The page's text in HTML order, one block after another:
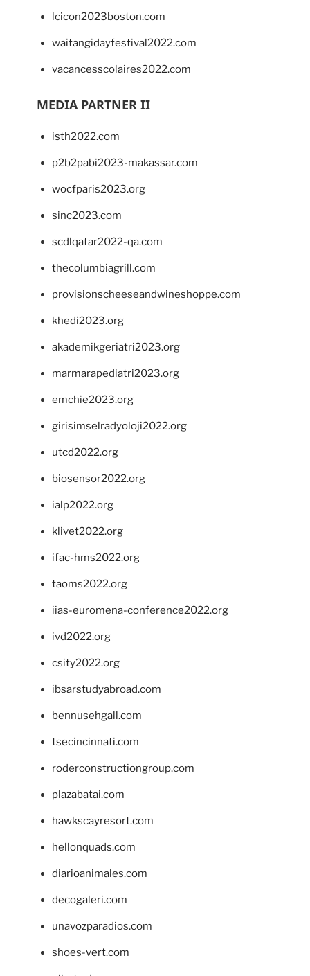
lcicon2023boston.com
waitangidayfestival2022.com
vacancesscolaires2022.com
MEDIA PARTNER II
isth2022.com
p2b2pabi2023-makassar.com
wocfparis2023.org
sinc2023.com
scdlqatar2022-qa.com
thecolumbiagrill.com
provisionscheeseandwineshoppe.com
khedi2023.org
akademikgeriatri2023.org
marmarapediatri2023.org
emchie2023.org
girisimselradyoloji2022.org
utcd2022.org
biosensor2022.org
ialp2022.org
klivet2022.org
ifac-hms2022.org
taoms2022.org
iias-euromena-conference2022.org
ivd2022.org
csity2022.org
ibsarstudyabroad.com
bennusehgall.com
tsecincinnati.com
roderconstructiongroup.com
plazabatai.com
hawkscayresort.com
hellonquads.com
diarioanimales.com
decogaleri.com
unavozparadios.com
shoes-vert.com